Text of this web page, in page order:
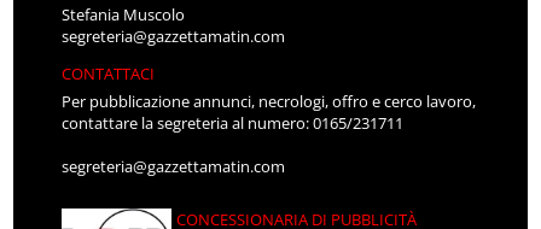
Stefania Muscolo
segreteria@gazzettamatin.com
CONTATTACI
Per pubblicazione annunci, necrologi, offro e cerco lavoro,
contattare la segreteria al numero: 0165/231711
segreteria@gazzettamatin.com
CONCESSIONARIA DI PUBBLICITÀ